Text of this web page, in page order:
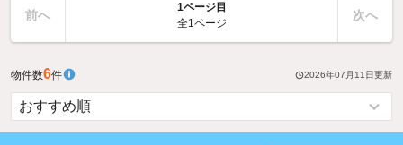
前へ
1ページ目
全1ページ
次へ
物件数6件 2026年07月11日更新